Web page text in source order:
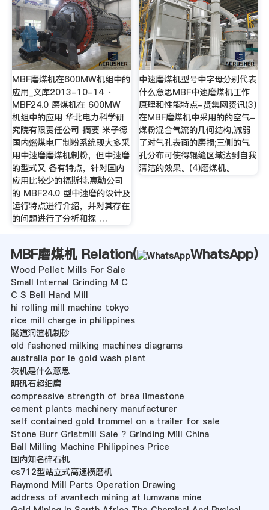
MBF磨煤机在600MW机组中的
应用_文库2013-10-14 ·
MBF24.0 磨煤机在 600MW
机组中的应用 华北电力科学研
究院有限责任公司 摘要 米子德
国内燃煤电厂制粉系统现大多采
用中速磨磨煤机制粉，但中速磨
的型式又 各有特点，针对国内
应用比较少的福斯特.惠勒公司
的 MBF24.0 型中速磨的设计及
运行特点进行介绍，并对其存在
的问题进行了分析和探 …
中速磨煤机型号中字母分别代表
什么意思MBF中速磨煤机工作
原理和性能特点-贤集网资讯(3)
在MBF磨煤机中采用的的空气-
煤粉混合气流的几何结构,减弱
了对气孔表面的磨损;三侧的气
孔分布可使得辊缝区域达到自我
清洁的效果。(4)磨煤机。
MBF磨煤机 Relation( WhatsApp)
Wood Pellet Mills For Sale
Small Internal Grinding M C
C S Bell Hand Mill
hi rolling mill machine tokyo
rice mill charge in philippines
隧道洞渣机制砂
old fashoned milking machines diagrams
australia por le gold wash plant
灰机是什么意思
明矾石超细磨
compressive strength of brea limestone
cement plants machinery manufacturer
self contained gold trommel on a trailer for sale
Stone Burr Gristmill Sale ? Grinding Mill China
Ball Milling Machine Philippines Price
国内知名碎石机
cs712型站立式高速橫磨机
Raymond Mill Parts Operation Drawing
address of avantech mining at lumwana mine